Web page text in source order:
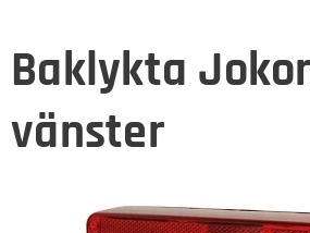
Baklykta
vänster